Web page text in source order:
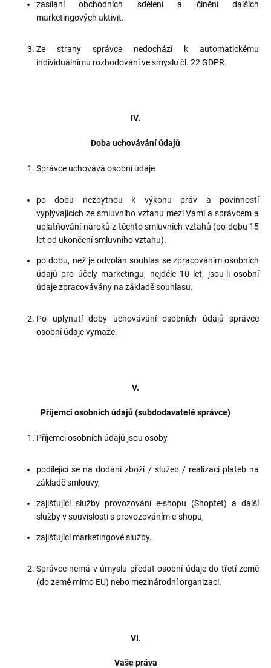
zasílání obchodních sdělení a činění dalších
marketingových aktivit.
Ze strany správce nedochází k automatickému
individuálnímu rozhodování ve smyslu čl. 22 GDPR.
IV.
Doba uchovávání údajů
Správce uchovává osobní údaje
po dobu nezbytnou k výkonu práv a povinností
vyplývajících ze smluvního vztahu mezi Vámi a správcem a
uplatňování nároků z těchto smluvních vztahů (po dobu 15
let od ukončení smluvního vztahu).
po dobu, než je odvolán souhlas se zpracováním osobních
údajů pro účely marketingu, nejdéle 10 let, jsou-li osobní
údaje zpracovávány na základě souhlasu.
Po uplynutí doby uchovávání osobních údajů správce
osobní údaje vymaže.
V.
Příjemci osobních údajů (subdodavatelé správce)
Příjemci osobních údajů jsou osoby
podílející se na dodání zboží / služeb / realizaci plateb na
základě smlouvy,
zajišťující služby provozování e-shopu (Shoptet) a další
služby v souvislosti s provozováním e-shopu,
zajišťující marketingové služby.
Správce nemá v úmyslu předat osobní údaje do třetí země
(do země mimo EU) nebo mezinárodní organizaci.
VI.
Vaše práva